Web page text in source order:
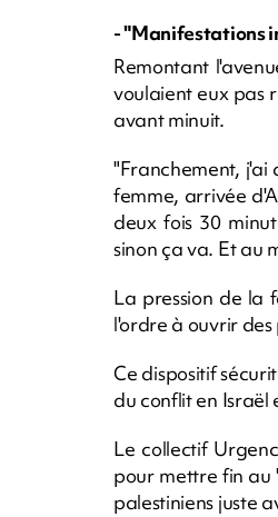
- "Manifestations
Remontant
voulaient eux pas
avant minuit.
"Franchement, j'ai
femme, arrivée
deux fois 30
sinon ça va. Et au
La pression de la
l'ordre à ouvrir
Ce dispositif
du conflit en Israël
Le collectif
pour mettre fin au
palestiniens juste